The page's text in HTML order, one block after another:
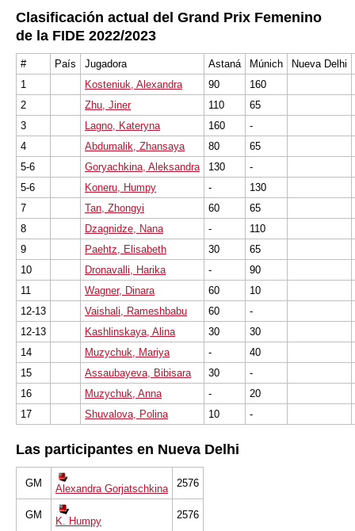
Clasificación actual del Grand Prix Femenino
de la FIDE 2022/2023
# País Jugadora Astaná Múnich
Nueva Delhi
1
Kosteniuk, Alexandra 90
160
2
Zhu, Jiner 110
65
3
Lagno, Kateryna 160
-
4
Abdumalik, Zhansaya 80
65
5-6
Goryachkina, Aleksandra 130
-
5-6
Koneru, Humpy -
130
7
Tan, Zhongyi 60
65
8
Dzagnidze, Nana -
110
9
Paehtz, Elisabeth 30
65
10
Dronavalli, Harika -
90
11
Wagner, Dinara 60
10
12-13
Vaishali, Rameshbabu 60
-
12-13
Kashlinskaya, Alina 30
30
14
Muzychuk, Mariya -
40
15
Assaubayeva, Bibisara 30
-
16
Muzychuk, Anna -
20
17
Shuvalova, Polina 10 -
Las participantes en Nueva Delhi
GM Alexandra Gorjatschkina 2576
GM
K. Humpy
2576